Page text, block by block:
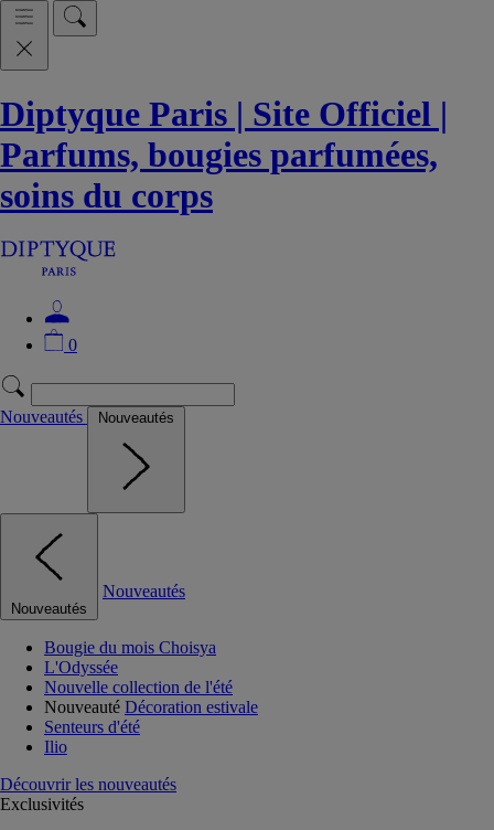
Diptyque Paris | Site Officiel |
Parfums, bougies parfumées,
soins du corps
0
Nouveautés Nouveautés
Nouveautés
Nouveautés
Bougie du mois Choisya
L'Odyssée
Nouvelle collection de l'été
Nouveauté Décoration estivale
Senteurs d'été
Ilio
Découvrir les nouveautés
Exclusivités